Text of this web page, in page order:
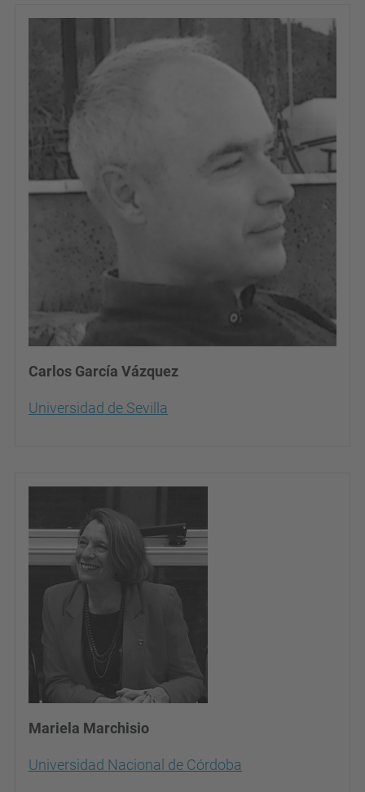
Carlos García Vázquez
Universidad de Sevilla
Mariela Marchisio
Universidad Nacional de Córdoba